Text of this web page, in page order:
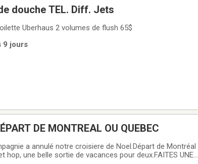
douche TEL. Diff. Jets
Uberhaus 2 volumes de flush 65$
9 jours
DE MONTREAL OU QUEBEC
a annulé notre croisiere de Noel.Départ de Montréal
hop, une belle sortie de vacances pour deux.FAITES UNE